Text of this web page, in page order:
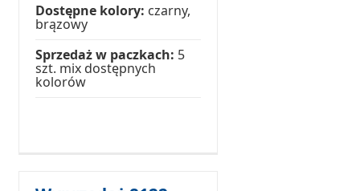
Dostępne kolory: czarny,
brązowy
Sprzedaż w paczkach: 5
szt. mix dostępnych
kolorów